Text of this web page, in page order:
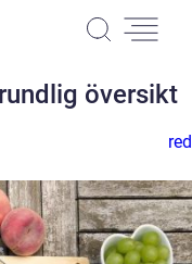
översikt